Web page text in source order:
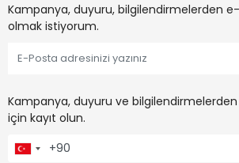
Kampanya, duyuru, bilgilendirmelerden
olmak istiyorum.
Kampanya, duyuru ve
için kayıt olun.